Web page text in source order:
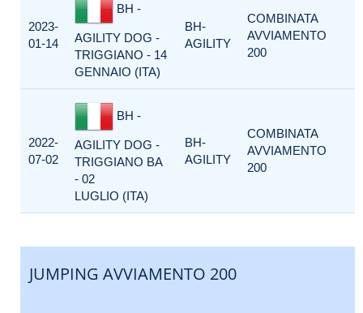
2023-
01-14
BH -
AGILITY DOG -
TRIGGIANO - 14
GENNAIO (ITA)
BH-
AGILITY
COMBINATA
AVVIAMENTO
200
2022-
07-02
BH -
AGILITY DOG -
TRIGGIANO BA
- 02
LUGLIO (ITA)
BH-
AGILITY
COMBINATA
AVVIAMENTO
200
JUMPING AVVIAMENTO 200